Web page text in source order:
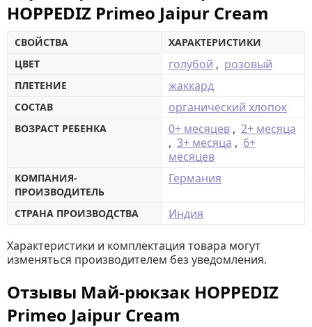
HOPPEDIZ Primeo Jaipur Cream
СВОЙСТВА
ХАРАКТЕРИСТИКИ
ЦВЕТ
голубой , розовый
ПЛЕТЕНИЕ жаккард
СОСТАВ органический хлопок
ВОЗРАСТ РЕБЕНКА 0+ месяцев , 2+ месяца
, 3+ месяца , 6+
месяцев
КОМПАНИЯ-
ПРОИЗВОДИТЕЛЬ
Германия
СТРАНА ПРОИЗВОДСТВА Индия
Характеристики и комплектация товара могут
изменяться производителем без уведомления.
Отзывы Май-рюкзак HOPPEDIZ
Primeo Jaipur Cream